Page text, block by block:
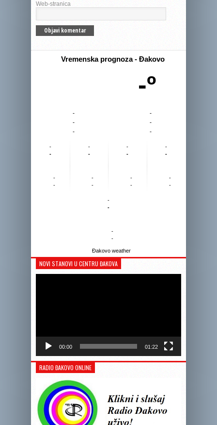
Web-stranica
Vremenska prognoza - Đakovo
-º
-
-
-
-
-
-
-
-
-
-
-
-
-
-
-
-
-
-
-
-
-
-
-
-
-
-
Đakovo weather
NOVI STANOVI U CENTRU ĐAKOVA
00:00 01:22
RADIO ĐAKOVO ONLINE